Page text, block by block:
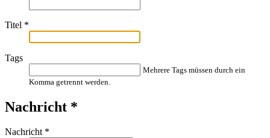
Titel *
Tags
Mehrere Tags müssen durch ein
Komma getrennt werden.
Nachricht *
Nachricht *